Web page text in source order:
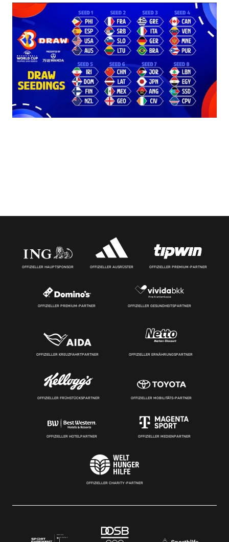
OFFIZIELLER HAUPTSPONSOR OFFIZIELLER AUSRÜSTER OFFIZIELLER PREMIUM-PARTNER
OFFIZIELLER PREMIUM-PARTNER OFFIZIELLER GESUNDHEITSPARTNER
OFFIZIELLER KREUZFAHRTPARTNER OFFIZIELLER ERNÄHRUNGSPARTNER
OFFIZIELLER FRÜHSTÜCKSPARTNER OFFIZIELLER MOBILITÄTS-PARTNER
OFFIZIELLER HOTELPARTNER OFFIZIELLER MEDIENPARTNER
OFFIZIELLER CHARITY-PARTNER